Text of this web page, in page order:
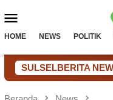
ke
Mobile
HOME NEWS POLITIK
SULSELBERITA
LSM LIN Laporkan